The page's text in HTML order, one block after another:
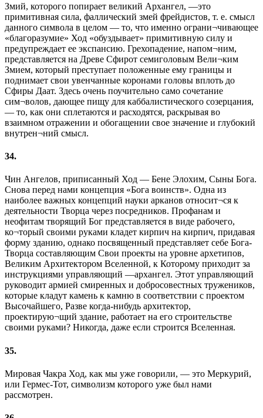
Змий, которого попирает великий Архангел, —это
примитивная сила, фаллический змей фрейдистов, т. е. смысл
данного символа в целом — то, что именно ограни¬чивающее
«благоразумие» Ход «обуздывает» примитивную силу и
предупреждает ее экспансию. Грехопадение, напом¬ним,
представляется на Древе Сфирот семиголовым Вели¬ким
Змием, который преступает положенные ему границы и
поднимает свои увенчанные коронами головы вплоть до
Сфиры Даат. Здесь очень поучительно само сочетание
сим¬волов, дающее пищу для каббалистического созерцания,
— то, как они сплетаются и расходятся, раскрывая во
взаимном отражении и обогащении свое значение и глубокий
внутрен¬ний смысл.
34.
Чин Ангелов, приписанный Ход — Бене Элохим, Сыны Бога.
Снова перед нами концепция «Бога воинств». Одна из
наиболее важных концепций науки арканов относит¬ся к
деятельности Творца через посредников. Профанам и
неофитам творящий Бог представляется в виде рабочего,
ко¬торый своими руками кладет кирпич на кирпич, придавая
форму зданию, однако посвященный представляет себе Бога-
Творца составляющим Свои проекты на уровне архетипов,
Великим Архитектором Вселенной, к Которому приходит за
инструкциями управляющий —архангел. Этот управляющий
руководит армией смиренных и добросовестных тружеников,
которые кладут камень к камню в соответствии с проектом
Высочайшего, Разве когда-нибудь архитектор,
проектирую¬щий здание, работает на его строительстве
своими руками? Никогда, даже если строится Вселенная.
35.
Мировая Чакра Ход, как мы уже говорили, — это Меркурий,
или Гермес-Тот, символизм которого уже был нами
рассмотрен.